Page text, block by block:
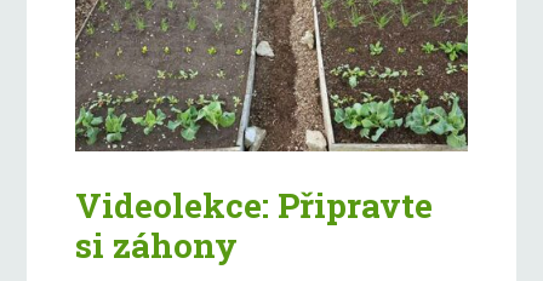
Videolekce: Připravte
si záhony